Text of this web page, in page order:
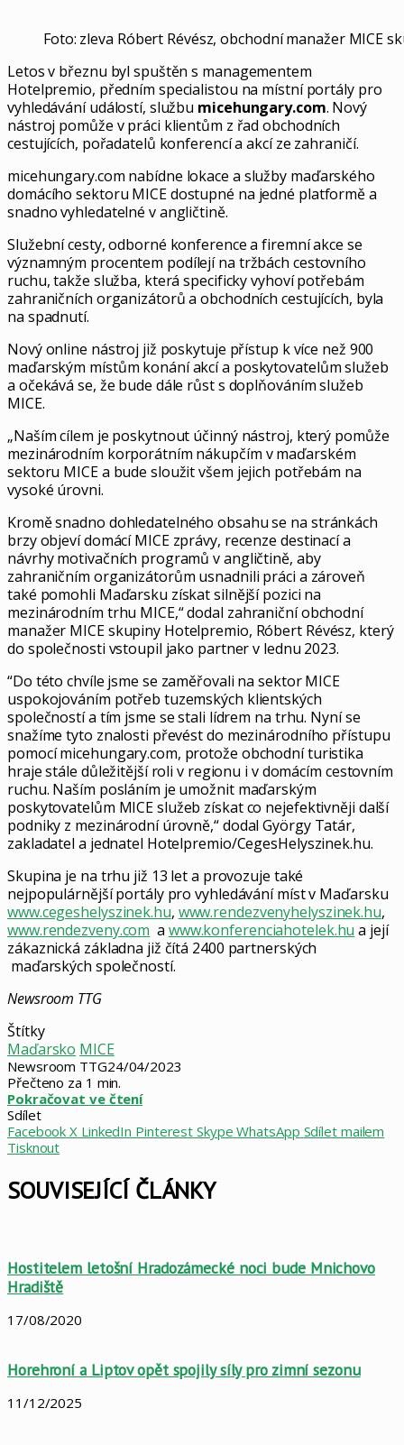
Foto: zleva Róbert Révész, obchodní manažer MICE
Letos v březnu byl spuštěn s managementem
Hotelpremio, předním specialistou na místní portály pro
vyhledávání událostí, službu micehungary.com. Nový
nástroj pomůže v práci klientům z řad obchodních
cestujících, pořadatelů konferencí a akcí ze zahraničí.
micehungary.com nabídne lokace a služby maďarského
domácího sektoru MICE dostupné na jedné platformě a
snadno vyhledatelné v angličtině.
Služební cesty, odborné konference a firemní akce se
významným procentem podílejí na tržbách cestovního
ruchu, takže služba, která specificky vyhoví potřebám
zahraničních organizátorů a obchodních cestujících, byla
na spadnutí.
Nový online nástroj již poskytuje přístup k více než 900
maďarským místům konání akcí a poskytovatelům služeb
a očekává se, že bude dále růst s doplňováním služeb
MICE.
„Naším cílem je poskytnout účinný nástroj, který pomůže
mezinárodním korporátním nákupčím v maďarském
sektoru MICE a bude sloužit všem jejich potřebám na
vysoké úrovni.
Kromě snadno dohledatelného obsahu se na stránkách
brzy objeví domácí MICE zprávy, recenze destinací a
návrhy motivačních programů v angličtině, aby
zahraničním organizátorům usnadnili práci a zároveň
také pomohli Maďarsku získat silnější pozici na
mezinárodním trhu MICE,“ dodal zahraniční obchodní
manažer MICE skupiny Hotelpremio, Róbert Révész, který
do společnosti vstoupil jako partner v lednu 2023.
“Do této chvíle jsme se zaměřovali na sektor MICE
uspokojováním potřeb tuzemských klientských
společností a tím jsme se stali lídrem na trhu. Nyní se
snažíme tyto znalosti převést do mezinárodního přístupu
pomocí micehungary.com, protože obchodní turistika
hraje stále důležitější roli v regionu i v domácím cestovním
ruchu. Naším posláním je umožnit maďarským
poskytovatelům MICE služeb získat co nejefektivněji další
podniky z mezinárodní úrovně,“ dodal György Tatár,
zakladatel a jednatel Hotelpremio/CegesHelyszinek.hu.
Skupina je na trhu již 13 let a provozuje také
nejpopulárnější portály pro vyhledávání míst v Maďarsku
www.cegeshelyszinek.hu, www.rendezvenyhelyszinek.hu,
www.rendezveny.com a www.konferenciahotelek.hu a její
zákaznická základna již čítá 2400 partnerských
maďarských společností.
Newsroom TTG
Štítky
Maďarsko MICE
Newsroom TTG24/04/2023
Přečteno za 1 min.
Pokračovat ve čtení
Sdílet
Facebook X LinkedIn Pinterest Skype WhatsApp Sdílet mailem
Tisknout
SOUVISEJÍCÍ ČLÁNKY
Hostitelem letošní Hradozámecké noci bude Mnichovo
Hradiště
17/08/2020
Horehroní a Liptov opět spojily síly pro zimní sezonu
11/12/2025